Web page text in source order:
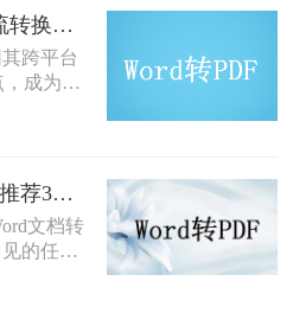
PDF怎
其是在
档时，
琐或数
年经
word如何转pdf？4种主流转换方法详解！
跨平台
成为文
么word
Word
如何将word转换成pdf？推荐3种方法轻松转换！
文档转
的任
性、格
得它在